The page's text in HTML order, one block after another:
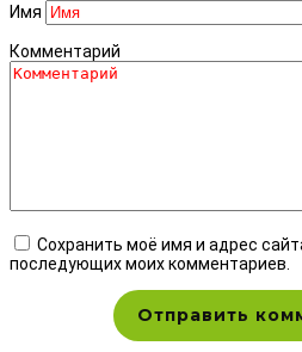
Имя
Комментарий
Сохранить моё имя и адрес
последующих моих комментариев.